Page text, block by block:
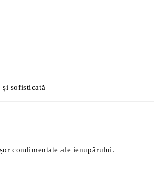
și sofisticată
condimentate ale ienupărului.